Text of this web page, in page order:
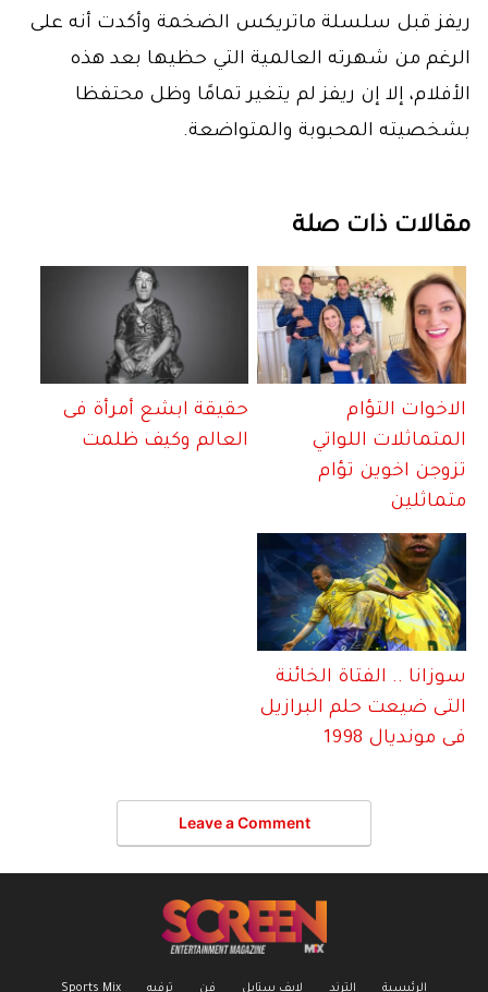
ريفز قبل سلسلة ماتريكس الضخمة وأكدت أنه على
الرغم من شهرته العالمية التي حظيها بعد هذه
الأفلام، إلا إن ريفز لم يتغير تمامًا وظل محتفظا
بشخصيته المحبوبة والمتواضعة.
مقالات ذات صلة
الاخوات التؤام
المتماثلات اللواتي
تزوجن اخوين تؤام
متماثلين
حقيقة ابشع أمرأة فى
العالم وكيف ظلمت
سوزانا .. الفتاة الخائنة
التى ضيعت حلم البرازيل
فى مونديال 1998
Leave a Comment
الرئيسية الترند لابف ستايل فن ترفيه Sports Mix